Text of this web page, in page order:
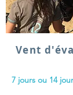
Vent
7 jours ou 14